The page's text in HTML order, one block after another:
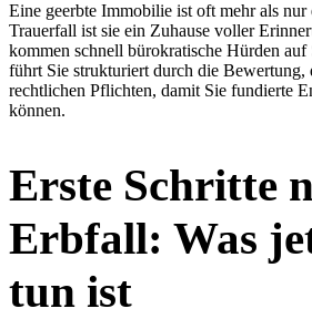
Eine geerbte Immobilie ist oft mehr als
Trauerfall ist sie ein Zuhause voller
kommen schnell bürokratische Hürden auf
führt Sie strukturiert durch die Bewertung,
rechtlichen Pflichten, damit Sie fundierte
können.
Erste Schritte
Erbfall: Was
tun ist